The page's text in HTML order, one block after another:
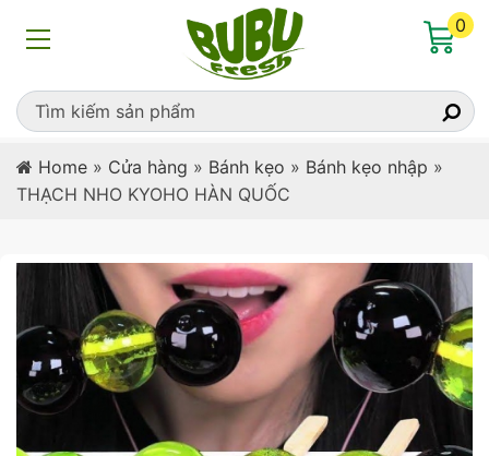
0
Home » Cửa hàng » Bánh kẹo » Bánh kẹo nhập »
THẠCH NHO KYOHO HÀN QUỐC